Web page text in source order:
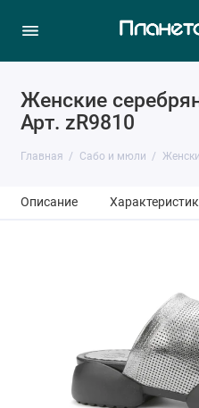
Женские
Арт. zR9810
Главная Сабо и мюли
Описание